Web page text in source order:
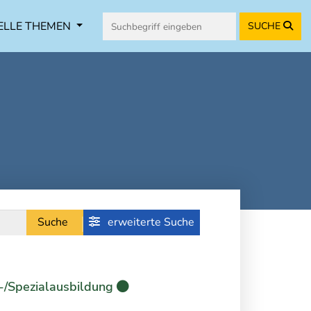
THEMEN SUCHE
Suche erweiterte Suche
Spezialausbildung